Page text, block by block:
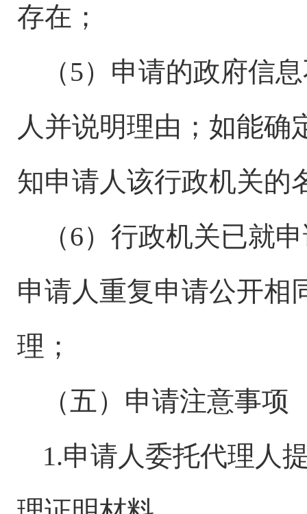
存在；
（5）申请的政府信
人并说明理由；如能确
知申请人该行政机关的
（6）行政机关已就
申请人重复申请公开相
理；
（五）申请注意事项
1.申请人委托代理人